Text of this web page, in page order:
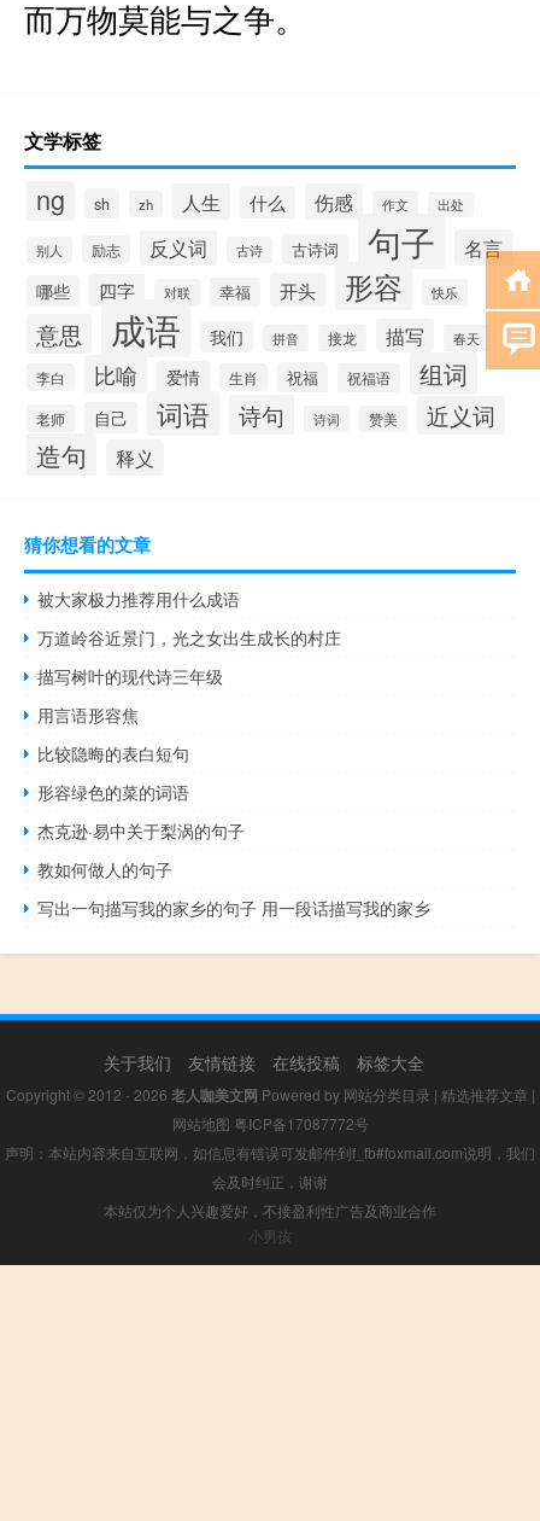
而万物莫能与之争。
文学标签
ng sh zh 人生 什么 伤感 作文 出处
别人 励志 反义词 古诗 古诗词 句子 名言
哪些 四字 对联 幸福 开头 形容 快乐
意思 成语 我们 拼音 接龙 描写 春天
李白 比喻 爱情 生肖 祝福 祝福语 组词
老师 自己 词语 诗句 诗词 赞美 近义词
造句 释义
猜你想看的文章
被大家极力推荐用什么成语
万道岭谷近景门，光之女出生成长的村庄
描写树叶的现代诗三年级
用言语形容焦
比较隐晦的表白短句
形容绿色的菜的词语
杰克逊·易中关于梨涡的句子
教如何做人的句子
写出一句描写我的家乡的句子 用一段话描写我的家乡
关于我们 友情链接 在线投稿 标签大全
Copyright © 2012 - 2026 老人咖美文网 Powered by 网站分类目录 | 精选推荐文章 |
网站地图 粤ICP备17087772号
声明：本站内容来自互联网，如信息有错误可发邮件到f_fb#foxmail.com说明，我们
会及时纠正，谢谢
本站仅为个人兴趣爱好，不接盈利性广告及商业合作
小男孩